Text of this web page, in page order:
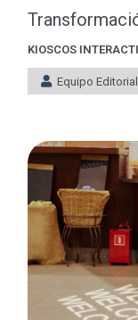
KIOSCOS
Equipo